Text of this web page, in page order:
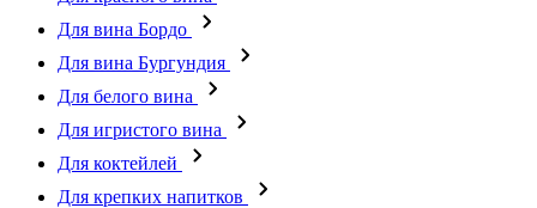
Для вина Бордо
Для вина Бургундия
Для белого вина
Для игристого вина
Для коктейлей
Для крепких напитков